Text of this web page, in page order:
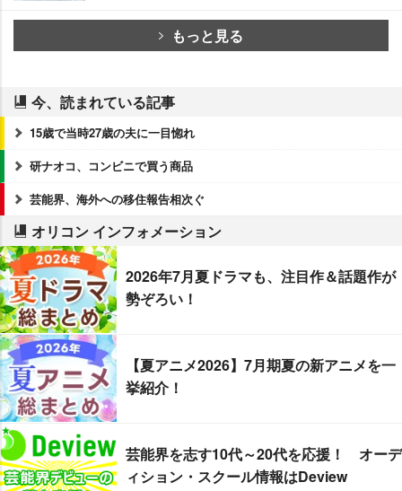
もっと見る
今、読まれている記事
15歳で当時27歳の夫に一目惚れ
研ナオコ、コンビニで買う商品
芸能界、海外への移住報告相次ぐ
オリコン インフォメーション
2026年7月夏ドラマも、注目作＆話題作が
勢ぞろい！
【夏アニメ2026】7月期夏の新アニメを一
挙紹介！
芸能界を志す10代～20代を応援！ オーデ
ィション・スクール情報はDeview